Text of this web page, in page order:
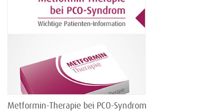
Metformin-Therapie bei PCO-Syndrom